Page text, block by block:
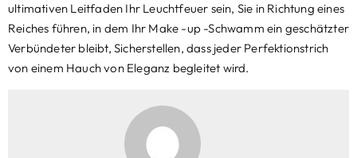
ultimativen Leitfaden Ihr Leuchtfeuer sein, Sie in Richtung eines
Reiches führen, in dem Ihr Make -up -Schwamm ein geschätzter
Verbündeter bleibt, Sicherstellen, dass jeder Perfektionstrich
von einem Hauch von Eleganz begleitet wird.